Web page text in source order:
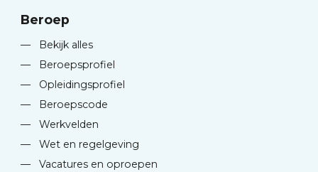
Beroep
—
Bekijk alles
—
Beroepsprofiel
—
Opleidingsprofiel
—
Beroepscode
—
Werkvelden
—
Wet en regelgeving
—
Vacatures en oproepen